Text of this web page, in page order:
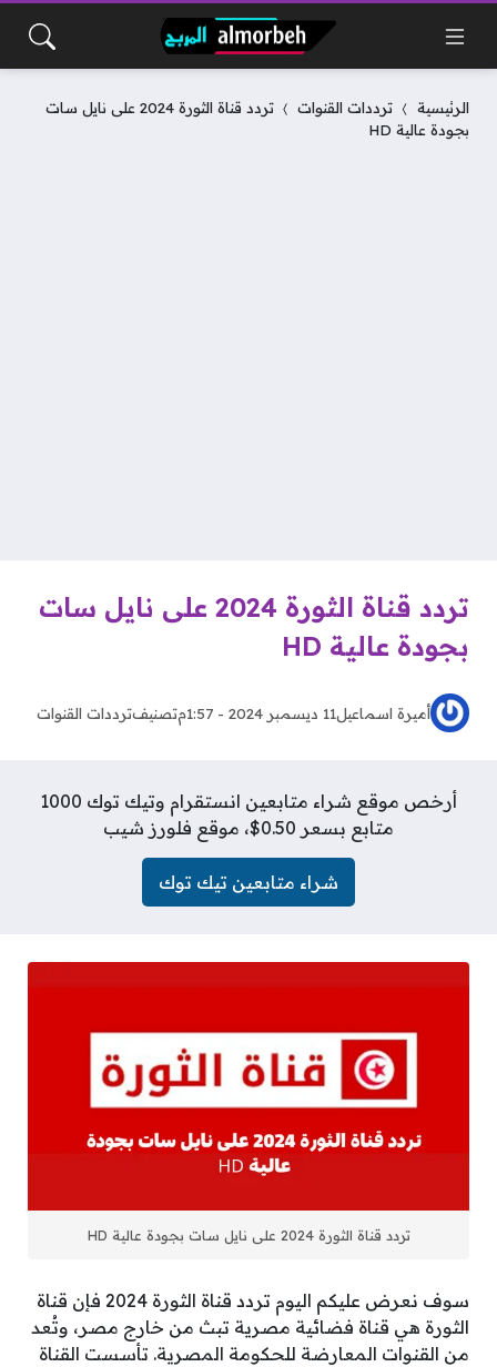
الرئيسية ترددات القنوات
تردد قناة الثورة 2024 على نايل سات
بجودة عالية HD
تردد قناة الثورة 2024 على نايل سات
بجودة عالية HD
أميرة اسماعيل11 ديسمبر 2024 - 1:57م تصنيفترددات القنوات
أرخص موقع شراء متابعين انستقرام وتيك توك 1000
متابع بسعر 0.50$، موقع فلورز شيب
شراء متابعين تيك توك
تردد قناة الثورة 2024 على نايل سات بجودة عالية HD
سوف نعرض عليكم اليوم تردد قناة الثورة 2024 فإن قناة
الثورة هي قناة فضائية مصرية تبث من خارج مصر، وتُعد
من القنوات المعارضة للحكومة المصرية. تأسست القناة